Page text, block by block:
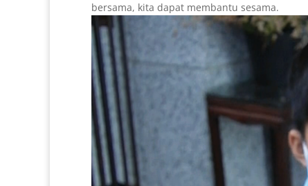
bersama, kita dapat membantu sesama.